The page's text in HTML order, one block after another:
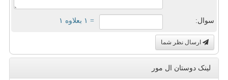
سوال: = ۱ بعلاوه ۱
ارسال نظر شما
لینک دوستان ال مور